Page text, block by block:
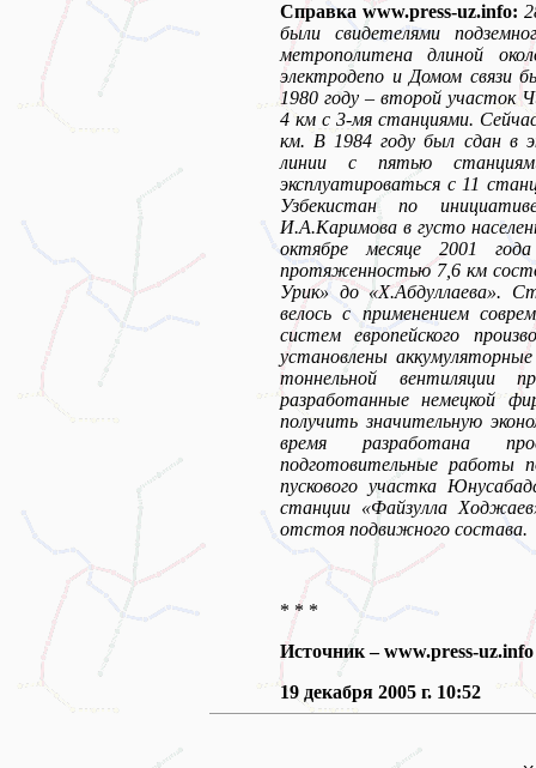
Справка www.press-uz.info:
были свидетелями
метрополитена длиной
электродепо и Домом связи
1980 году – второй участок
4 км с 3-мя станциями.
км. В 1984 году был сдан в
линии с пятью
эксплуатироваться с 11
Узбекистан по
И.А.Каримова в густо
октябре месяце 2001
протяженностью 7,6 км
Урик» до «Х.Абдуллаева».
велось с применением
систем европейского
установлены
тоннельной вентиляции
разработанные немецкой
получить значительную
время разработана
подготовительные работы
пускового участка
станции «Файзулла
отстоя подвижного состава.
* * *
Источник – www.press-uz.info
19 декабря 2005 г. 10:52